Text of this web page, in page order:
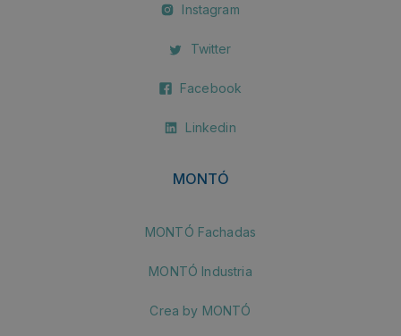
Instagram
Twitter
Facebook
Linkedin
MONTÓ
MONTÓ Fachadas
MONTÓ Industria
Crea by MONTÓ